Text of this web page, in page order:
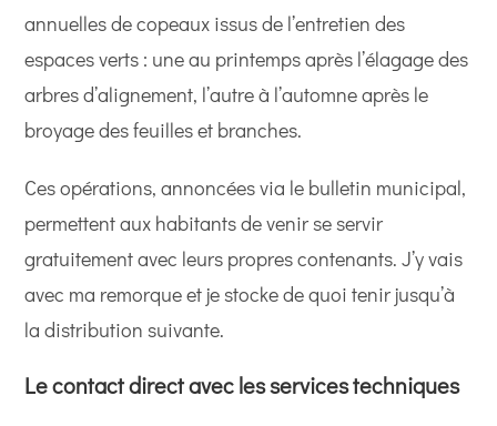
annuelles de copeaux issus de l’entretien des
espaces verts : une au printemps après l’élagage des
arbres d’alignement, l’autre à l’automne après le
broyage des feuilles et branches.
Ces opérations, annoncées via le bulletin municipal,
permettent aux habitants de venir se servir
gratuitement avec leurs propres contenants. J’y vais
avec ma remorque et je stocke de quoi tenir jusqu’à
la distribution suivante.
Le contact direct avec les services techniques